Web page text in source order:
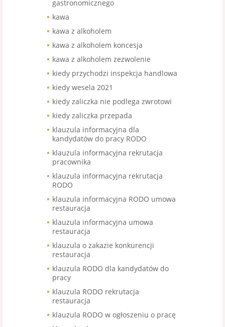
gastronomicznego
kawa
kawa z alkoholem
kawa z alkoholem koncesja
kawa z alkoholem zezwolenie
kiedy przychodzi inspekcja handlowa
kiedy wesela 2021
kiedy zaliczka nie podlega zwrotowi
kiedy zaliczka przepada
klauzula informacyjna dla
kandydatów do pracy RODO
klauzula informacyjna rekrutacja
pracownika
klauzula informacyjna rekrutacja
RODO
klauzula informacyjna RODO umowa
restauracja
klauzula informacyjna umowa
restauracja
klauzula o zakazie konkurencji
restauracja
klauzula RODO dla kandydatów do
pracy
klauzula RODO rekrutacja
restauracja
klauzula RODO w ogłoszeniu o pracę